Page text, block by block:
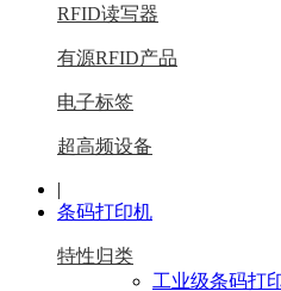
RFID读写器
有源RFID产品
电子标签
超高频设备
|
条码打印机
特性归类
工业级条码打